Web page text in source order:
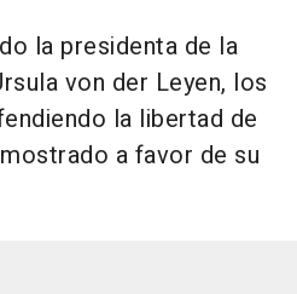
la presidenta de la
von der Leyen, los
la libertad de
a favor de su